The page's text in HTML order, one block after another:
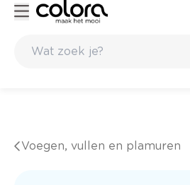
Voegen, vullen en plamuren